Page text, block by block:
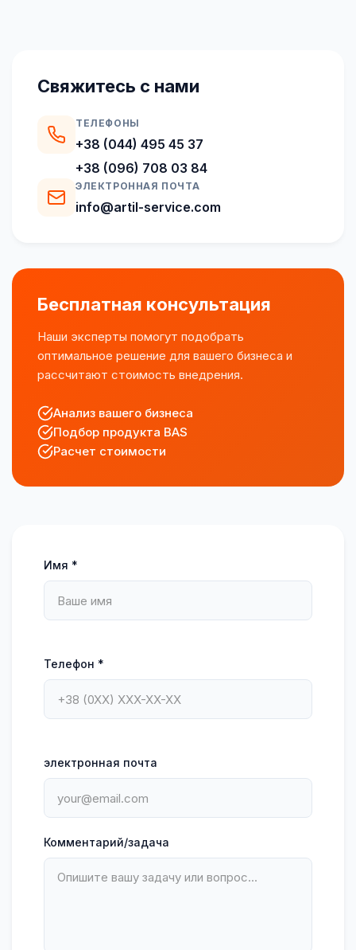
Свяжитесь с нами
ТЕЛЕФОНЫ
+38 (044) 495 45 37
+38 (096) 708 03 84
ЭЛЕКТРОННАЯ ПОЧТА
info@artil-service.com
Бесплатная консультация
Наши эксперты помогут подобрать
оптимальное решение для вашего бизнеса и
рассчитают стоимость внедрения.
Анализ вашего бизнеса
Подбор продукта BAS
Расчет стоимости
Имя *
Телефон *
электронная почта
Комментарий/задача